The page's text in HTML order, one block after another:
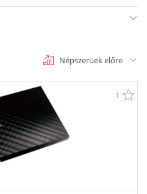
Népszerüek előre
1